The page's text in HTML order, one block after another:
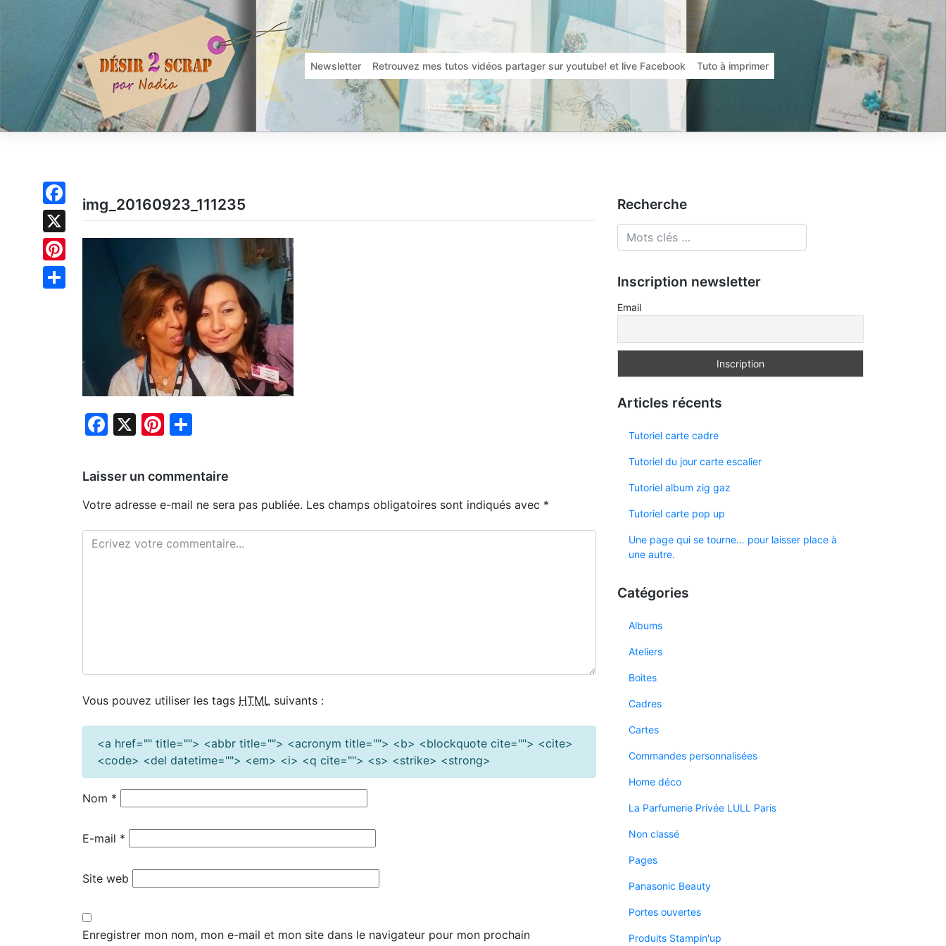
Newsletter Retrouvez mes tutos vidéos partager sur youtube! et live Facebook Tuto à imprimer
img_20160923_111235
Facebook
X Pinterest
Laisser un commentaire
Votre adresse e-mail ne sera pas publiée. Les champs obligatoires sont indiqués avec *
Vous pouvez utiliser les tags HTML suivants :
<a href="" title=""> <abbr title=""> <acronym title=""> <b> <blockquote cite=""> <cite>
<code> <del datetime=""> <em> <i> <q cite=""> <s> <strike> <strong>
Nom *
E-mail *
Site web
Enregistrer mon nom, mon e-mail et mon site dans le navigateur pour mon prochain
Facebook
X
Pinterest
Recherche
Inscription newsletter
Email
Articles récents
Tutoriel carte cadre
Tutoriel du jour carte escalier
Tutoriel album zig gaz
Tutoriel carte pop up
Une page qui se tourne… pour laisser place à
une autre.
Catégories
Albums
Ateliers
Boites
Cadres
Cartes
Commandes personnalisées
Home déco
La Parfumerie Privée LULL Paris
Non classé
Pages
Panasonic Beauty
Portes ouvertes
Produits Stampin'up